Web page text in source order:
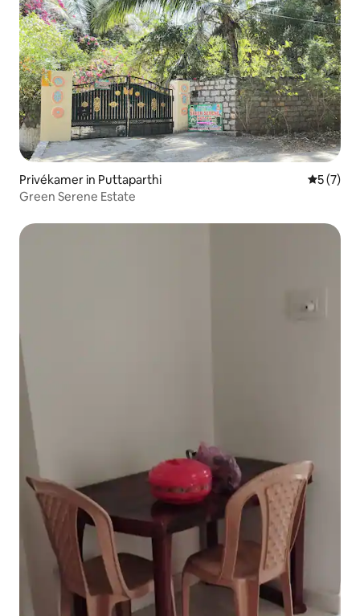
Privékamer in Puttaparthi
5 (7)
Green Serene Estate